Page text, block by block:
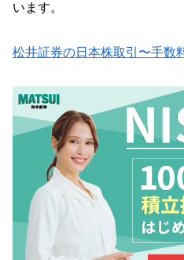
います。
松井証券の日本株取引〜手数